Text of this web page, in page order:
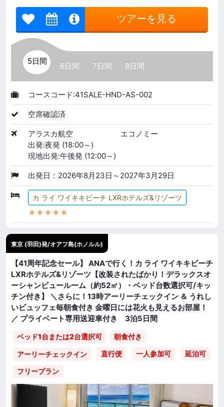
ツアーを見る
5日間
6日間 7日間 8日間
コースコード:41SALE-HND-AS-002
空席確認済
アラスカ航空
エコノミー
出発:夜発 (18:00～)
現地出発:午後発 (12:00～)
出発日：2026年8月23日～2027年3月29日
カ ライ ワイキキビーチ LXRホテルズ&リゾーツ
★★★★★
東京 (羽田)発/オアフ島(ホノルル)
【41周年記念セール】 ANAで行く！カ ライ ワイキキビーチ
LXRホテルズ&リゾーツ【改装されたばかり！デラックスオ
ーシャンビュールーム（約52㎡）・ベッド台数選択可/キッ
チン付き】 ＼さらに！13時アーリーチェックイン ＆ うれし
いビュッフェ毎朝食付き 金曜日には花火も見えるお部屋！
／ プライベート専用送迎車付き 3泊5日間
ベッド1台または2台選択可 朝食付き
アーリーチェックイン 直行便 一人参加可 延泊可
フリープラン